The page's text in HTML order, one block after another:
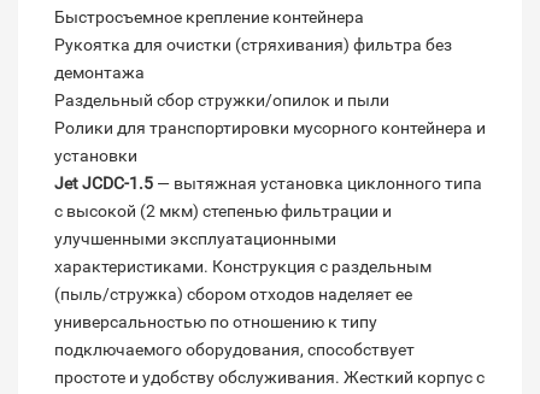
Быстросъемное крепление контейнера
Рукоятка для очистки (стряхивания) фильтра без
демонтажа
Раздельный сбор стружки/опилок и пыли
Ролики для транспортировки мусорного контейнера и
установки
Jet JCDC-1.5 — вытяжная установка циклонного типа
с высокой (2 мкм) степенью фильтрации и
улучшенными эксплуатационными
характеристиками. Конструкция с раздельным
(пыль/стружка) сбором отходов наделяет ее
универсальностью по отношению к типу
подключаемого оборудования, способствует
простоте и удобству обслуживания. Жесткий корпус с